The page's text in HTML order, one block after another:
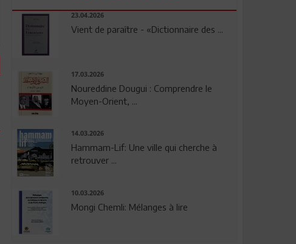
23.04.2026
Vient de paraître - «Dictionnaire des ...
17.03.2026
Noureddine Dougui : Comprendre le
Moyen-Orient, ...
14.03.2026
Hammam-Lif: Une ville qui cherche à
retrouver ...
10.03.2026
Mongi Chemli: Mélanges à lire